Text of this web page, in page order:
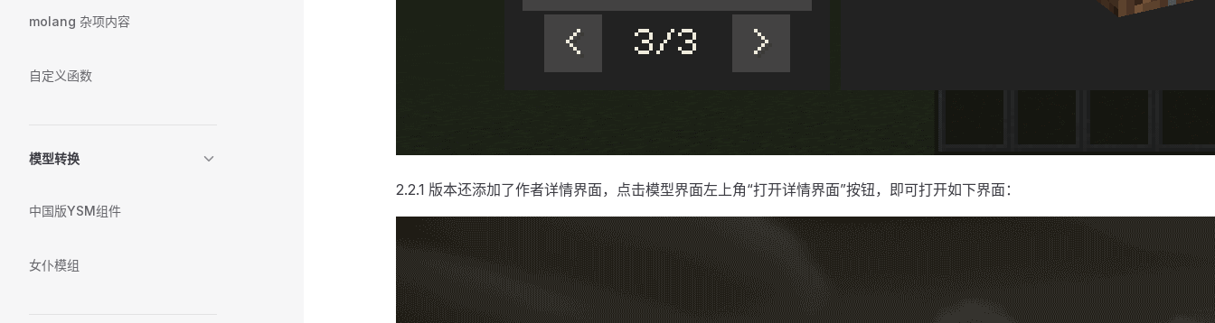
molang 杂项内容
自定义函数
模型转换
中国版YSM组件
女仆模组
2.2.1 版本还添加了作者详情界面，点击模型界面左上角“打开详情界面”按钮，即可打开如下界面：